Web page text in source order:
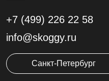
+7 (499) 226 22 58
info@skoggy.ru
Санкт-Петербург